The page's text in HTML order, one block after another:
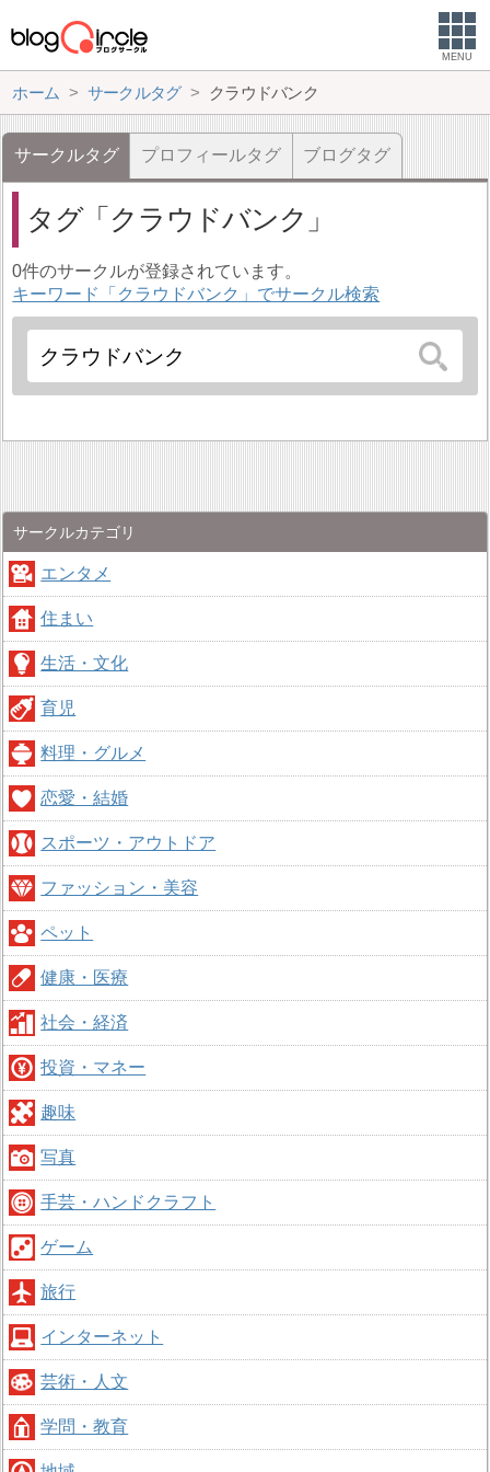
MENU
ホーム サークルタグ クラウドバンク
サークルタグ プロフィールタグ ブログタグ
タグ クラウドバンク
0件のサークルが登録されています。
キーワード「クラウドバンク」でサークル検索
サークルカテゴリ
エンタメ
住まい
生活・文化
育児
料理・グルメ
恋愛・結婚
スポーツ・アウトドア
ファッション・美容
ペット
健康・医療
社会・経済
投資・マネー
趣味
写真
手芸・ハンドクラフト
ゲーム
旅行
インターネット
芸術・人文
学問・教育